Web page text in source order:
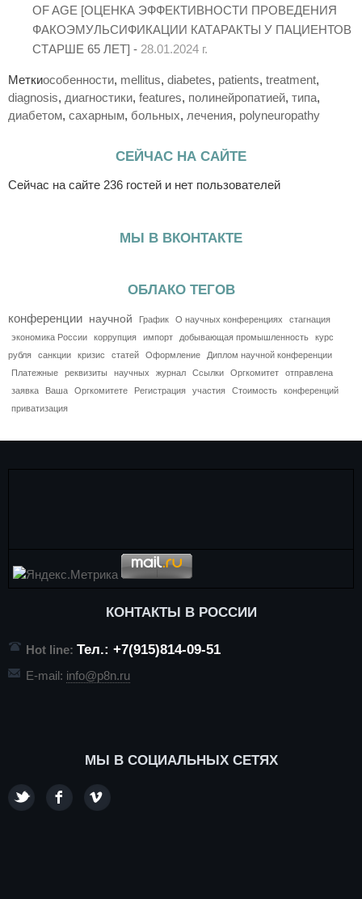
OF AGE [ОЦЕНКА ЭФФЕКТИВНОСТИ ПРОВЕДЕНИЯ
ФАКОЭМУЛЬСИФИКАЦИИ КАТАРАКТЫ У ПАЦИЕНТОВ
СТАРШЕ 65 ЛЕТ] - 28.01.2024 г.
Меткиособенности, mellitus, diabetes, patients, treatment,
diagnosis, диагностики, features, полинейропатией, типа,
диабетом, сахарным, больных, лечения, polyneuropathy
СЕЙЧАС НА САЙТЕ
Сейчас на сайте 236 гостей и нет пользователей
МЫ В ВКОНТАКТЕ
ОБЛАКО ТЕГОВ
конференции научной График О научных конференциях
стагнация
экономика России
коррупция импорт добывающая промышленность
курс
рубля
санкции кризис статей Оформление
Диплом научной конференции
Платежные
реквизиты научных журнал Ссылки Оргкомитет
отправлена
заявка
Ваша Оргкомитете Регистрация участия Стоимость
конференций
приватизация
КОНТАКТЫ В РОССИИ
Hot line: Тел.: +7(915)814-09-51
E-mail: info@p8n.ru
МЫ В СОЦИАЛЬНЫХ СЕТЯХ